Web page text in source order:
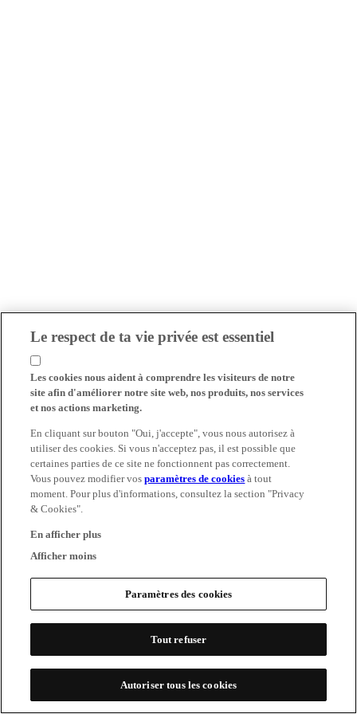
Le respect de ta vie privée est essentiel
Les cookies nous aident à comprendre les visiteurs de notre
site afin d'améliorer notre site web, nos produits, nos services
et nos actions marketing.
En cliquant sur bouton "Oui, j'accepte", vous nous autorisez à
utiliser des cookies. Si vous n'acceptez pas, il est possible que
certaines parties de ce site ne fonctionnent pas correctement.
Vous pouvez modifier vosparamètres de cookies à tout
moment. Pour plus d'informations, consultez la section "Privacy
& Cookies".
En afficher plus
Afficher moins
Paramètres des cookies
Tout refuser
Autoriser tous les cookies